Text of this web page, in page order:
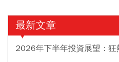
最新文章
2026年下半年投資展望：